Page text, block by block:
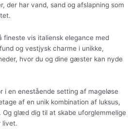
der har vand, sand og afslapning som
fineste vis italiensk elegance med
og vestjysk charme i unikke,
hvor du og dine gæster kan nyde
i en enestående setting af mageløse
af en unik kombination af luksus,
glæd dig til at skabe uforglemmelige
livet.